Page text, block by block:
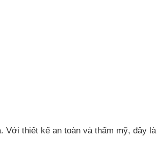
Với thiết kế an toàn và thẩm mỹ, đây